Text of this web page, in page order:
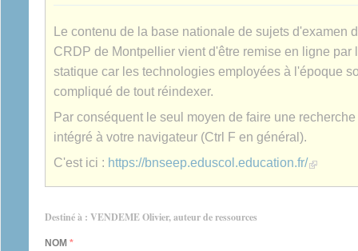
Le contenu de la base nationale de sujets d'examen
CRDP de Montpellier vient d'être remise en ligne par
statique car les technologies employées à l'époque
compliqué de tout réindexer.
Par conséquent le seul moyen de faire une
intégré à votre navigateur (Ctrl F en général).
C'est ici : https://bnseep.eduscol.education.fr/(link is
Destiné à : VENDEME Olivier, auteur de ressources
NOM *